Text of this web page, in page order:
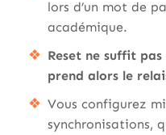
lors d’un mot de
académique.
Reset ne suffit
prend alors le
Vous configurez
synchronisations,